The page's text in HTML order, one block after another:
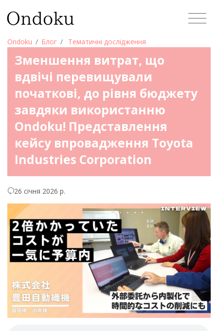
Ondoku Блог Тематичні дослідження
Зменшення витрат, що
вдвічі перевищували
початкові, до рівня бюджету
завдяки використанню
Ondoku! Представлення
кейсу впровадження Toyota
Industries Corporation
26 січня 2026 р.